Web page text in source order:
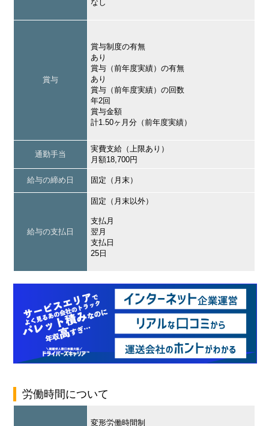
なし
賞与
賞与制度の有無
あり
賞与（前年度実績）の有無
あり
賞与（前年度実績）の回数
年2回
賞与金額
計1.50ヶ月分（前年度実績）
通勤手当
実費支給（上限あり）
月額18,700円
給与の締め日 固定（月末）
給与の支払日
固定（月末以外）
支払月
翌月
支払日
25日
労働時間について
変形労働時間制